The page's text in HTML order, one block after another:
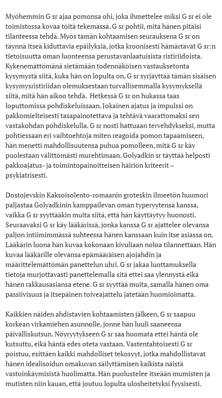
Myöhemmin G sr ajaa pomonsa ohi, joka ihmettelee miksi G sr ei ole
toimistossa kovaa töitä tekemässä. G sr pohtii, mitä hänen pitäisi
tilanteessa tehdä. Myös tämän kohtaamisen seurauksena G sr on
täynnä itseä kiduttavia epäilyksiä, jotka kroonisesti hämärtävät G sr:n
tietoisuutta oman luonteensa perustavanlaatuisista ristiriidoista.
Kykenemättömänä sietämään todennäköisen vastauksetonta
kysymystä siitä, kuka hän on lopulta on, G sr syrjäyttää tämän sisäisen
kysymysristiriidan olemuksestaan turvallisemmalla kysymyksellä
siitä, mitä hän aikoo tehdä. Hetkessä G sr on hukassa taas
loputtomissa pohdiskeluissaan. Jokainen ajatus ja impulssi on
pakkomielteisesti tasapainotettava ja tehtävä vaarattomaksi sen
vastakohdan pohdiskelulla. G sr nosti hattuaan tervehdykseksi, mutta
pohtiessaan eri vaihtoehtoja miten reagoida pomon tapaamiseen,
hän menetti mahdollisuutensa puhua pomolleen, mitä G sr käy
puolestaan välittömästi murehtimaan. Golyadkin sr täyttää helposti
pakkoajatus- ja toimintopainoitteisen häiriön kriteerit –
psykiatrisesti.
Dostojevskin Kaksoisolento-romaanin groteskin ilmeetön huumori
paljastaa Golyadkinin kamppailevan oman typeryytensä kanssa,
vaikka G sr syyttääkin muita siitä, että hän käyttäytyy huonosti.
Seuraavaksi G sr käy lääkärissä, jonka kanssa G sr ajattelee olevansa
paljon intiimimmässä suhteessa hänen kanssaan kuin itse asiassa on.
Lääkärin luona hän kuvaa kokonaan kivuliaan noloa tilannettaan. Hän
kuvaa lääkärille olevansa epämääräisen ajojahdin ja
määrittelemättömän panettelun uhri. G sr jakaa luottamuksella
tietoja murjottavasti panettelemalla sitä ettei saa ylennystä eikä
hänen rakkausasiansa etene. G sr syyttää muita, samalla hänen oma
passiivisuus ja itsepäinen toiveajattelu jätetään huomioimatta.
Kaikkien näiden ahdistavien kohtaamisten jälkeen, G sr saapuu
korkean virkamiehen asunnolle, jonne hän luuli saaneensa
päivälliskutsun. Nöyryytykseen G sr saa huomata ettei häntä ole
kutsuttu, eikä häntä edes oteta vastaan. Vastentahtoisesti G sr
poistuu, esittäen kaikki mahdolliset tekosyyt, jotka mahdollistavat
hänen idealisoidun omakuvan säilyttämisen kaikista näistä
vastoinkäymisistä huolimatta. Hän puolustelee itseään mumisten ja
mutisten niin kauan, että joutuu lopulta ulosheitetyksi fyysisesti.